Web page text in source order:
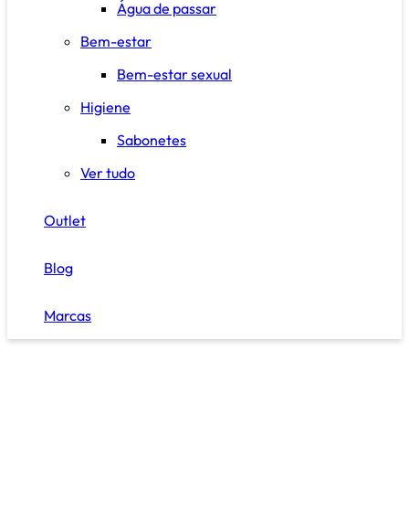
Água de passar
Bem-estar
Bem-estar sexual
Higiene
Sabonetes
Ver tudo
Outlet
Blog
Marcas